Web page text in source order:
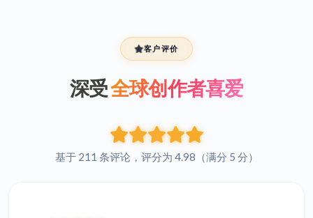
客户评价
深受全球创作者喜爱
基于 211 条评论，评分为 4.98（满分 5 分）